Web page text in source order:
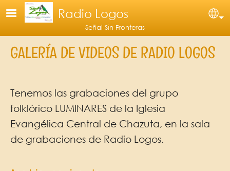
Pasar al contenido principal
Radio Logos
Señal Sin Fronteras
GALERÍA DE VIDEOS DE RADIO LOGOS
Tenemos las grabaciones del grupo
folklórico LUMINARES de la Iglesia
Evangélica Central de Chazuta, en la sala
de grabaciones de Radio Logos.